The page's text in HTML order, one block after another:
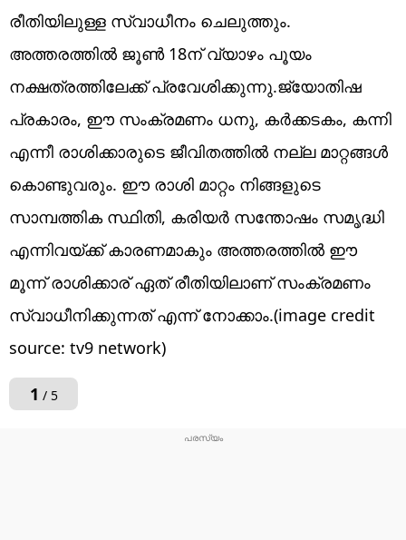
രീതിയിലുള്ള സ്വാധീനം ചെലുത്തും.
അത്തരത്തിൽ ജൂൺ 18ന് വ്യാഴം പൂയം
നക്ഷത്രത്തിലേക്ക് പ്രവേശിക്കുന്നു.ജ്യോതിഷ
പ്രകാരം, ഈ സംക്രമണം ധനു, കർക്കടകം, കന്നി
എന്നീ രാശിക്കാരുടെ ജീവിതത്തിൽ നല്ല മാറ്റങ്ങൾ
കൊണ്ടുവരും. ഈ രാശി മാറ്റം നിങ്ങളുടെ
സാമ്പത്തിക സ്ഥിതി, കരിയർ സന്തോഷം സമൃദ്ധി
എന്നിവയ്ക്ക് കാരണമാകും അത്തരത്തിൽ ഈ
മൂന്ന് രാശിക്കാര് ഏത് രീതിയിലാണ് സംക്രമണം
സ്വാധീനിക്കുന്നത് എന്ന് നോക്കാം.(​image credit
source: tv9 network)
1 / 5